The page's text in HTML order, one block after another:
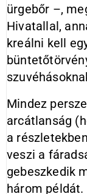
ürgebőr –,
Hivatallal,
kreálni kell
Mindez
arcátlanság
a
veszi a
gebeszkedik
három példát.